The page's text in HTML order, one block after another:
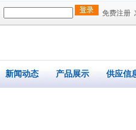
免费注册
新闻动态 产品展示 供应信